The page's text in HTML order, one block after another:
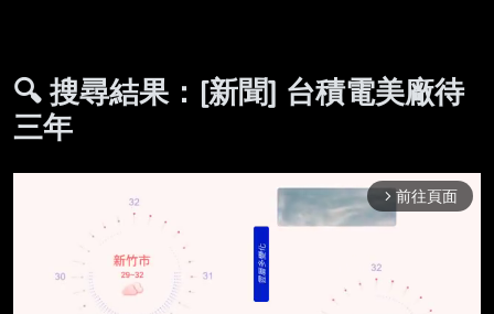
🔍 搜尋結果：[新聞] 台積電美廠待
三年
arrow_forward_ios 前往頁面